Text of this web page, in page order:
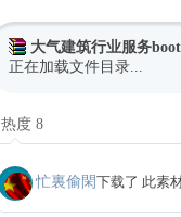
大气建筑行业服务
正在加载文件目录...
热度 8
忙裏偷閑下载了 此素